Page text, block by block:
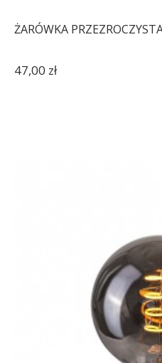
ŻARÓWKA
47,00 zł